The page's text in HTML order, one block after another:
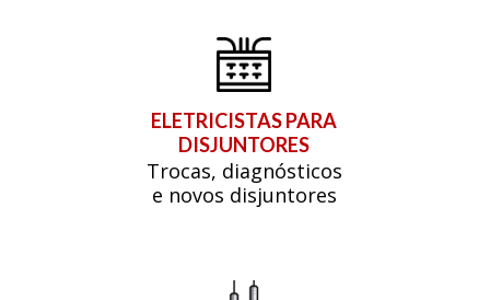
ELETRICISTAS PARA
DISJUNTORES
Trocas, diagnósticos
e novos disjuntores